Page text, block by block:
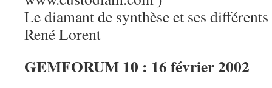
Le diamant de synthèse et ses
René Lorent
GEMFORUM 10 : 16 février 2002